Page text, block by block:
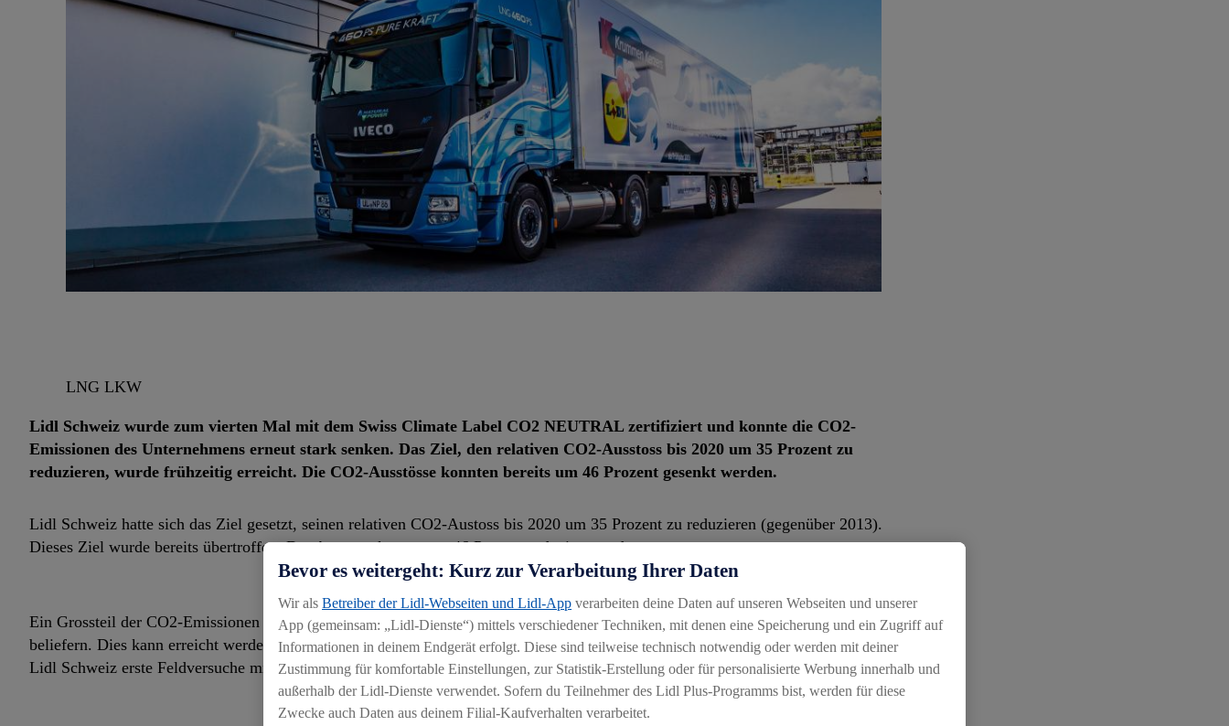
LNG LKW
Lidl Schweiz wurde zum vierten Mal mit dem Swiss Climate Label CO2 NEUTRAL zertifiziert und konnte die CO2-
Emissionen des Unternehmens erneut stark senken. Das Ziel, den relativen CO2-Ausstoss bis 2020 um 35 Prozent zu
reduzieren, wurde frühzeitig erreicht. Die CO2-Ausstösse konnten bereits um 46 Prozent gesenkt werden.
Lidl Schweiz hatte sich das Ziel gesetzt, seinen relativen CO2-Austoss bis 2020 um 35 Prozent zu reduzieren (gegenüber 2013).
Dieses Ziel wurde bereits übertroffen: Der Ausstoss konnte um 46 Prozent reduziert werden.
Ein Grossteil der CO2-Emissionen kommen aus dem Transportbereich. Lidl Schweiz will deswegen bis 2030 alle Filialen fossilfrei
beliefern. Dies kann erreicht werden durch das Umstellen der Lastwagenflotte auf Bio-Flüssiggas (LBG). Bereits im Juni 2019 hat
Lidl Schweiz erste Feldversuche mit fossilfreiem LBG gemacht.
Bevor es weitergeht: Kurz zur Verarbeitung Ihrer Daten
Wir als Betreiber der Lidl-Webseiten und Lidl-App verarbeiten deine Daten auf unseren Webseiten und unserer
App (gemeinsam: „Lidl-Dienste“) mittels verschiedener Techniken, mit denen eine Speicherung und ein Zugriff auf
Informationen in deinem Endgerät erfolgt. Diese sind teilweise technisch notwendig oder werden mit deiner
Zustimmung für komfortable Einstellungen, zur Statistik-Erstellung oder für personalisierte Werbung innerhalb und
außerhalb der Lidl-Dienste verwendet. Sofern du Teilnehmer des Lidl Plus-Programms bist, werden für diese
Zwecke auch Daten aus deinem Filial-Kaufverhalten verarbeitet.